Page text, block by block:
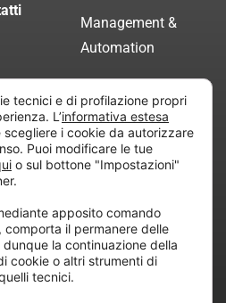
Management &
Automation
Servizi di
Consulenza
Certificata
coordinamento di “Project
/ CF 07165600961 – All
tecnici e di profilazione propri
L’informativa estesa
i cookie da autorizzare
Puoi modificare le tue
o sul bottone "Impostazioni"
apposito comando
il permanere delle
la continuazione della
cookie o altri strumenti di
tecnici.